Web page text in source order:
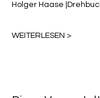
Holger Haase
WEITERLESEN >